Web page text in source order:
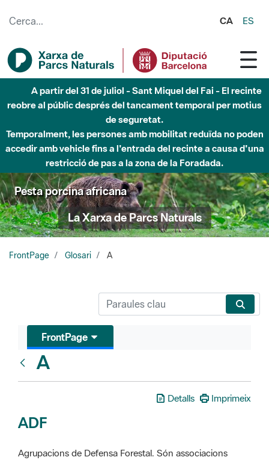
CA ES
A partir del 31 de juliol - Sant Miquel del Fai - El recinte
reobre al públic després del tancament temporal per motius
de seguretat.
Temporalment, les persones amb mobilitat reduïda no poden
accedir amb vehicle fins a l'entrada del recinte a causa d'una
restricció de pas a la zona de la Foradada.
Pesta porcina africana
La Xarxa de Parcs Naturals
FrontPage Glosari A
FrontPage
A
Detalls Imprimeix
ADF
Agrupacions de Defensa Forestal. Són associacions